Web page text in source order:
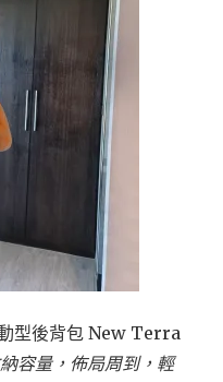
型後背包 New Terra
容量，佈局周到，輕